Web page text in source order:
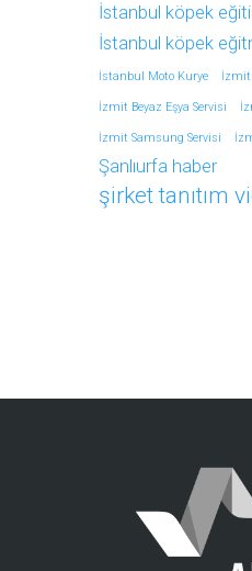
İstanbul köpek
İstanbul köpek
İstanbul Moto Kurye İzmit
İzmit Beyaz Eşya Servisi
İzmit Samsung Servisi
Şanlıurfa haber
şirket tanıtım